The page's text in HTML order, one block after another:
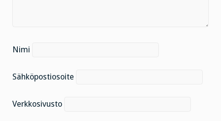
Nimi
Sähköpostiosoite
Verkkosivusto